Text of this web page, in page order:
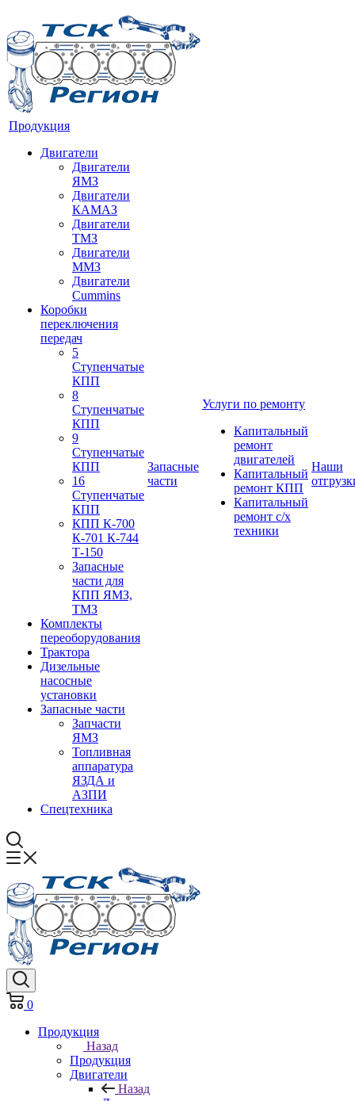
Продукция
Двигатели
Двигатели
ЯМЗ
Двигатели
КАМАЗ
Двигатели
ТМЗ
Двигатели
ММЗ
Двигатели
Cummins
Коробки
переключения
передач
5
Ступенчатые
КПП
8
Ступенчатые
КПП
9
Ступенчатые
КПП
16
Ступенчатые
КПП
КПП К-700
К-701 К-744
Т-150
Запасные
части для
КПП ЯМЗ,
ТМЗ
Комплекты
переоборудования
Трактора
Дизельные
насосные
установки
Запасные части
Запчасти
ЯМЗ
Топливная
аппаратура
ЯЗДА и
АЗПИ
Спецтехника
Запасные
части
Услуги по ремонту
Капитальный
ремонт
двигателей
Капитальный
ремонт КПП
Капитальный
ремонт с/х
техники
Наши
0
Продукция
Назад
Продукция
Двигатели
Назад